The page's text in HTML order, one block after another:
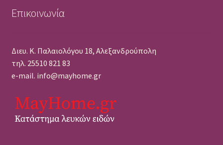
Επικοινωνία
Διευ. Κ. Παλαιολόγου 18, Αλεξανδρούπολη
τηλ. 25510 821 83
e-mail. info@mayhome.gr